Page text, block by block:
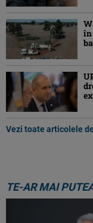
în
Vezi toate articolele
TE-AR MAI